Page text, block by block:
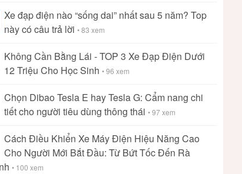
Xe đạp điện nào “sống dai” nhất sau 5 năm? Top
này có câu trả lời • 83 xem
Không Cần Bằng Lái - TOP 3 Xe Đạp Điện Dưới
12 Triệu Cho Học Sinh • 96 xem
Chọn Dibao Tesla E hay Tesla G: Cẩm nang chi
tiết cho người tiêu dùng thông thái • 97 xem
Cách Điều Khiển Xe Máy Điện Hiệu Năng Cao
Cho Người Mới Bắt Đầu: Từ Bứt Tốc Đến Rà
• 100 xem